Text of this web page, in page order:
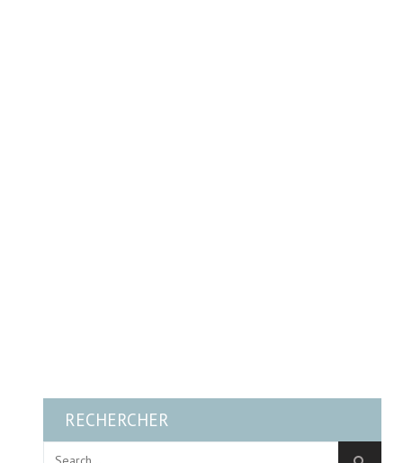
RECHERCHER